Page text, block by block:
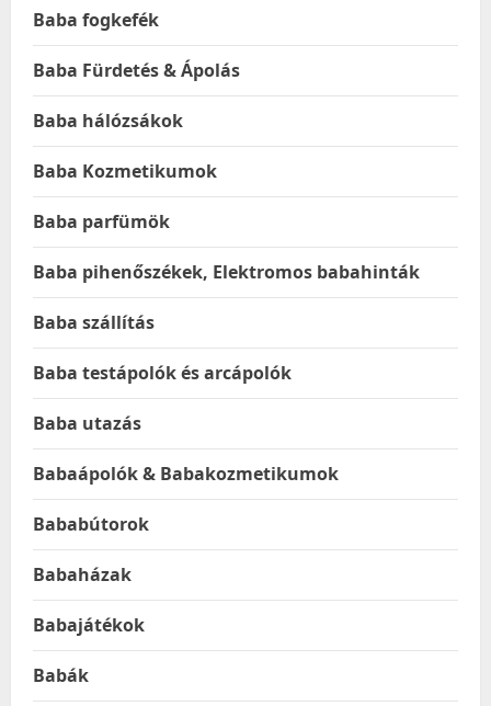
Baba fogkefék
Baba Fürdetés & Ápolás
Baba hálózsákok
Baba Kozmetikumok
Baba parfümök
Baba pihenőszékek, Elektromos babahinták
Baba szállítás
Baba testápolók és arcápolók
Baba utazás
Babaápolók & Babakozmetikumok
Bababútorok
Babaházak
Babajátékok
Babák